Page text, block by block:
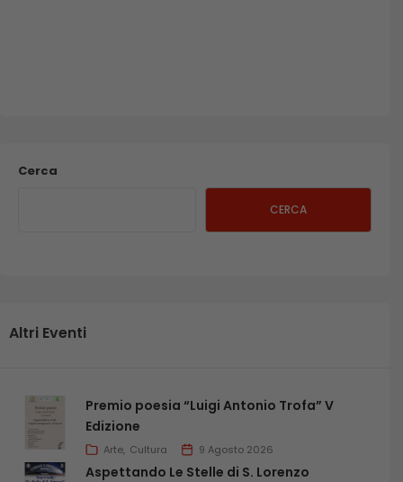
Cerca
CERCA
Altri Eventi
Premio poesia “Luigi Antonio Trofa” V
Edizione
Arte Cultura 9 Agosto 2026
Aspettando Le Stelle di S. Lorenzo